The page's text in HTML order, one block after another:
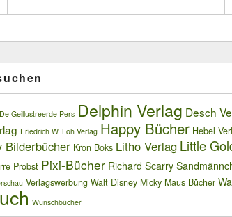
De Geillustreerde Pers Delphin Verlag Desch
Friedrich W. Loh Verlag Happy Bücher Hebel
Bilderbücher Kron Boks Litho Verlag Little
Probst Pixi-Bücher Richard Scarry
Verlagswerbung Walt Disney Micky Maus Bücher
Wunschbücher